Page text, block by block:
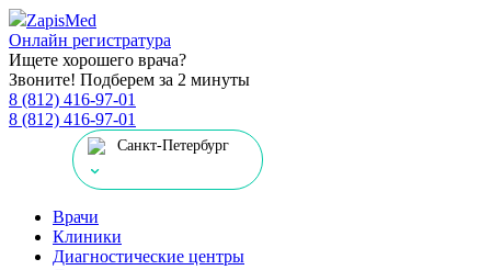
ZapisMed
Онлайн регистратура
Ищете хорошего врача?
Звоните! Подберем за 2 минуты
8 (812) 416-97-01
8 (812) 416-97-01
Санкт-Петербург
Врачи
Клиники
Диагностические центры